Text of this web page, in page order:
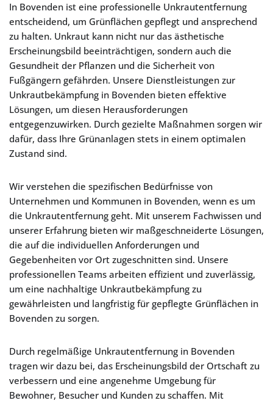
In Bovenden ist eine professionelle Unkrautentfernung
entscheidend, um Grünflächen gepflegt und ansprechend
zu halten. Unkraut kann nicht nur das ästhetische
Erscheinungsbild beeinträchtigen, sondern auch die
Gesundheit der Pflanzen und die Sicherheit von
Fußgängern gefährden. Unsere Dienstleistungen zur
Unkrautbekämpfung in Bovenden bieten effektive
Lösungen, um diesen Herausforderungen
entgegenzuwirken. Durch gezielte Maßnahmen sorgen wir
dafür, dass Ihre Grünanlagen stets in einem optimalen
Zustand sind.
Wir verstehen die spezifischen Bedürfnisse von
Unternehmen und Kommunen in Bovenden, wenn es um
die Unkrautentfernung geht. Mit unserem Fachwissen und
unserer Erfahrung bieten wir maßgeschneiderte Lösungen,
die auf die individuellen Anforderungen und
Gegebenheiten vor Ort zugeschnitten sind. Unsere
professionellen Teams arbeiten effizient und zuverlässig,
um eine nachhaltige Unkrautbekämpfung zu
gewährleisten und langfristig für gepflegte Grünflächen in
Bovenden zu sorgen.
Durch regelmäßige Unkrautentfernung in Bovenden
tragen wir dazu bei, das Erscheinungsbild der Ortschaft zu
verbessern und eine angenehme Umgebung für
Bewohner, Besucher und Kunden zu schaffen. Mit